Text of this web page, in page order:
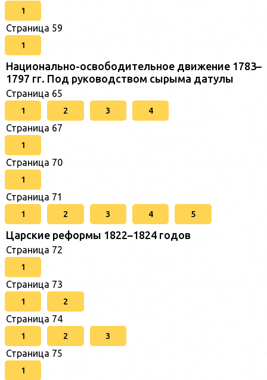
1
Страница 59
1
Национально-освободительное движение 1783–
1797 гг. Под руководством сырыма датулы
Страница 65
1 2 3 4
Страница 67
1
Страница 70
1
Страница 71
1 2 3 4 5
Царские реформы 1822–1824 годов
Страница 72
1
Страница 73
1 2
Страница 74
1 2 3
Страница 75
1